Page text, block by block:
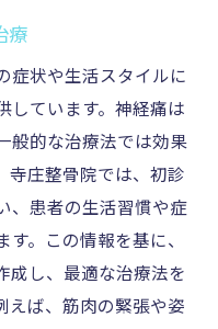
た施術
治療法
療改善
整骨院の効果的な
療
症状や生活スタイルに
しています。神経痛は
般的な治療法では効果
寺庄整骨院では、初診
、患者の生活習慣や症
。この情報を基に、
成し、最適な治療法を
えば、筋肉の緊張や姿